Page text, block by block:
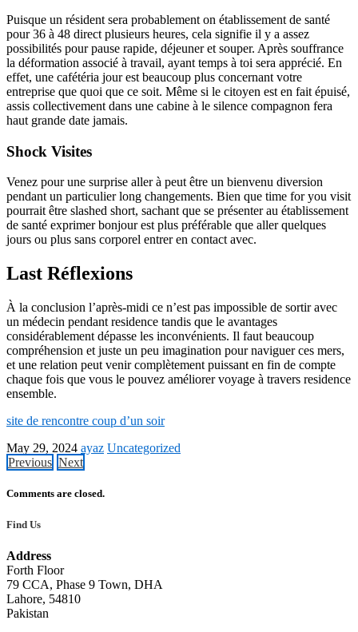
Puisque un résident sera probablement on établissement de santé
pour 36 à 48 direct plusieurs heures, cela signifie il y a assez
possibilités pour pause rapide, déjeuner et souper. Après souffrance
la déformation associé à travail, ayant temps à toi sera apprécié. En
effet, une cafétéria jour est beaucoup plus concernant votre
entreprise que quoi que ce soit. Même si le citoyen est en fait épuisé,
assis collectivement dans une cabine à le silence compagnon fera
haut grande date jamais.
Shock Visites
Venez pour une surprise aller à peut être un bienvenu diversion
pendant un particulier long changements. Bien que time for you visit
pourrait être slashed short, sachant que se présenter au établissement
de santé exprimer bonjour est plus préférable que aller quelques
jours ou plus sans corporel entrer en contact avec.
Last Réflexions
À la conclusion l’après-midi ce n’est pas impossible de sortir avec
un médecin pendant residence tandis que le avantages
considérablement dépasse les inconvénients. Il faut beaucoup
compréhension et juste un peu imagination pour naviguer ces mers,
et une relation peut venir complètement puissant en fin de compte
chaque fois que vous le pouvez améliorer voyage à travers residence
ensemble.
site de rencontre coup d’un soir
May 29, 2024 ayaz Uncategorized
Previous Next
Comments are closed.
Find Us
Address
Forth Floor
79 CCA, Phase 9 Town, DHA
Lahore, 54810
Pakistan